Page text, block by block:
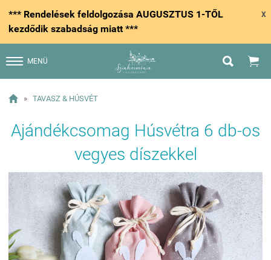
*** Rendelések feldolgozása AUGUSZTUS 1-TŐL
kezdődik szabadság miatt ***
X
MENÜ  
 » TAVASZ & HÚSVÉT
Ajándékcsomag Húsvétra 6 db-os
vegyes díszekkel